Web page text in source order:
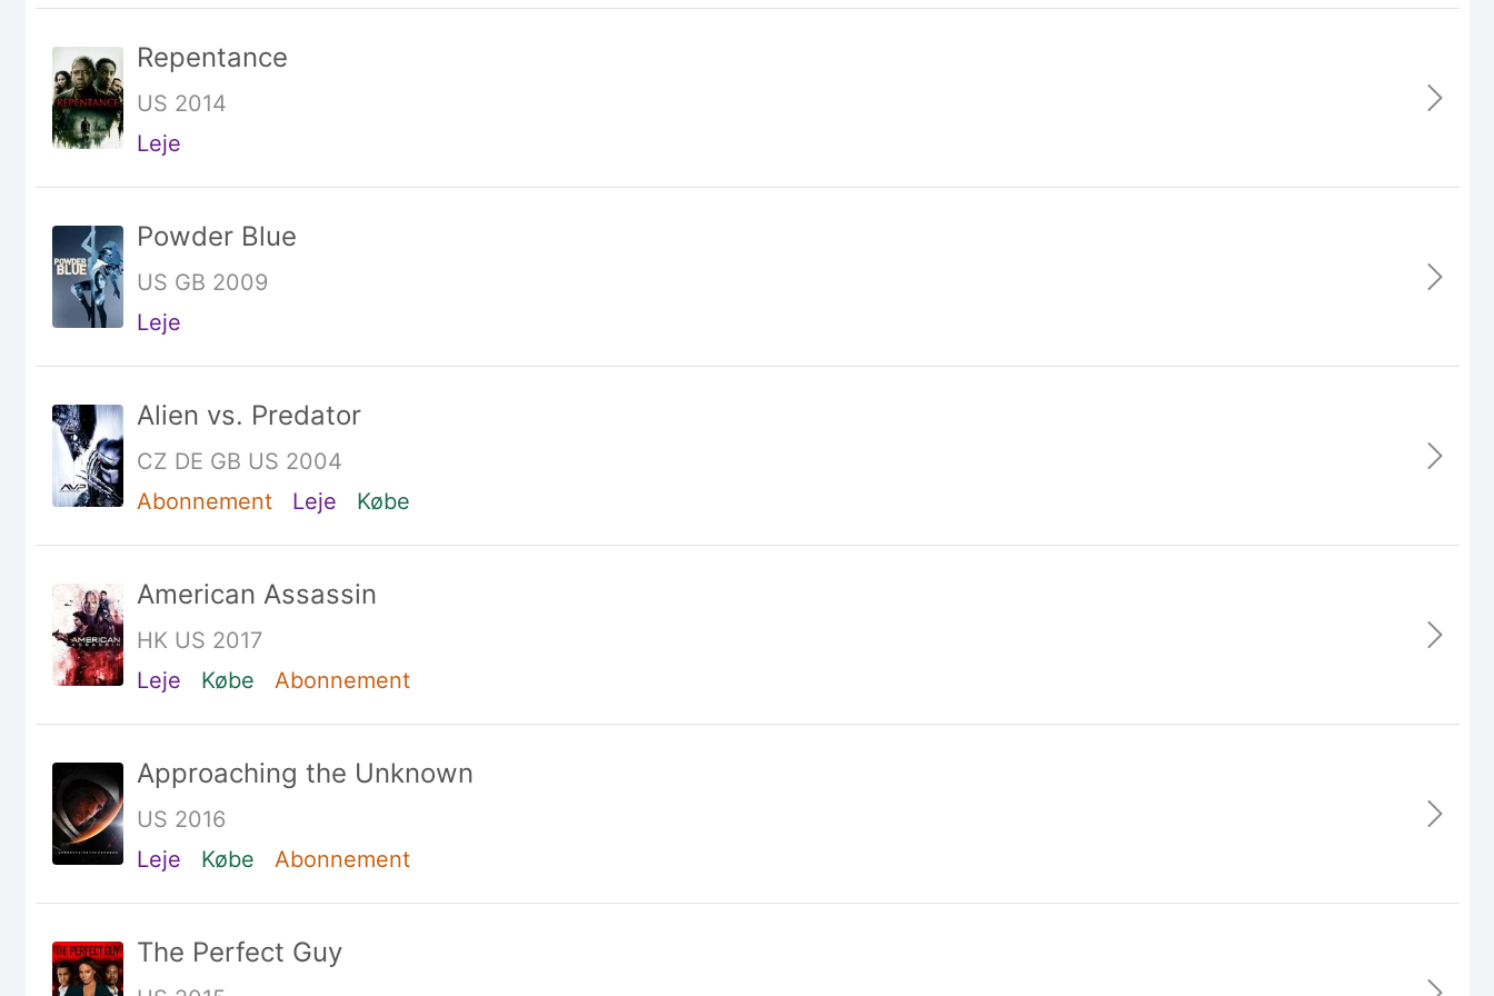
Repentance
US 2014
Leje
Powder Blue
US GB 2009
Leje
Alien vs. Predator
CZ DE GB US 2004
Abonnement
Leje Købe
American Assassin
HK US 2017
Leje
Købe Abonnement
Approaching the Unknown
US 2016
Leje
Købe Abonnement
The Perfect Guy